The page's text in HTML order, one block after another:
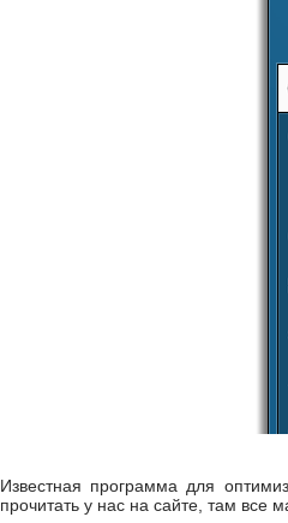
Известная программа для
прочитать у нас на сайте, там все